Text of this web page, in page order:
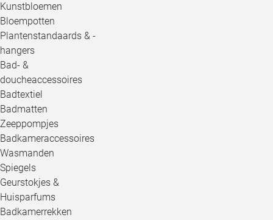
Kunstbloemen
Bloempotten
Plantenstandaards & -
hangers
Bad- &
doucheaccessoires
Badtextiel
Badmatten
Zeeppompjes
Badkameraccessoires
Wasmanden
Spiegels
Geurstokjes &
Huisparfums
Badkamerrekken